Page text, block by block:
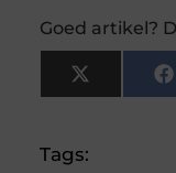
Goed artikel?
X
(Twitter)
Tags: